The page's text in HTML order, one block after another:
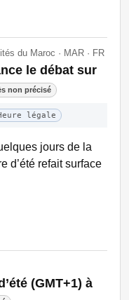
du Maroc · MAR · FR
le débat sur
non précisé
légale
jours de la
d’été refait surface
(GMT+1) à